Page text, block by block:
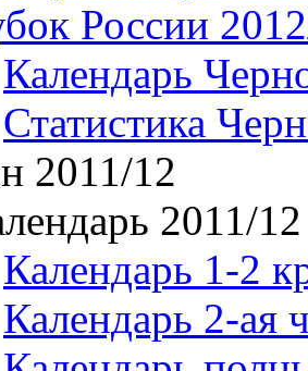
России
Календарь
Статистика
2011/12
2011/12
Календарь 1-2
Календарь 2-ая